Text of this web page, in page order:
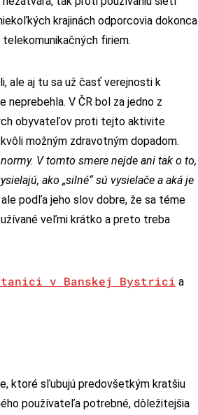
krajinách odporcovia dokonca
firiem.
ale aj tu sa už časť verejnosti k
V ČR bol za jedno z
obyvateľov proti tejto aktivite
možným zdravotným dopadom.
V tomto smere nejde ani tak o to,
ako „silné“ sú vysielače a aká je
podľa jeho slov dobre, že sa téme
veľmi krátko a preto treba
v Banskej Bystrici a
ktoré sľubujú predovšetkým kratšiu
používateľa potrebné, dôležitejšia